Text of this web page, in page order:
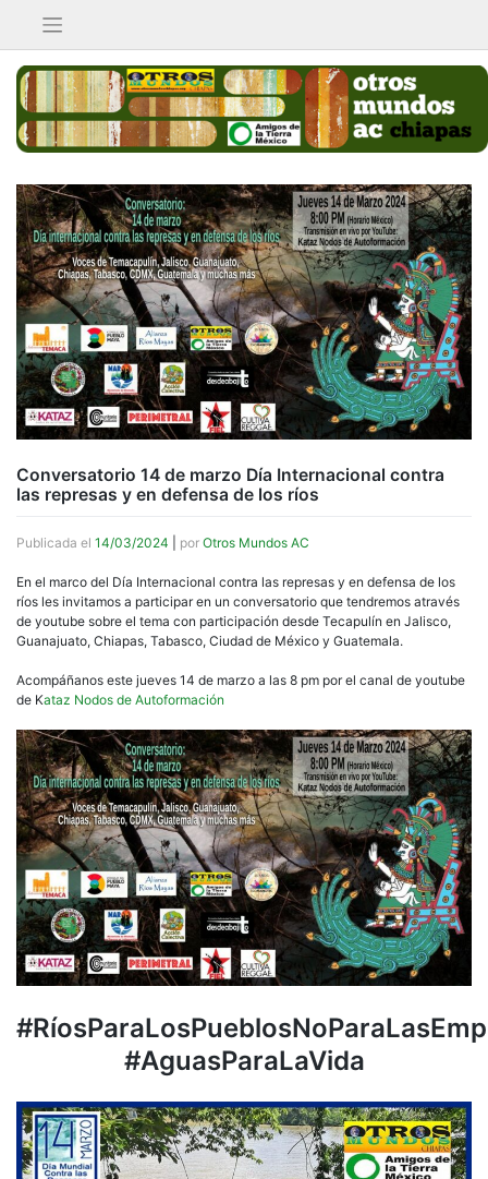
contenido
Conversatorio 14 de marzo Día Internacional contra
las represas y en defensa de los ríos
Publicada el 14/03/2024 por Otros Mundos AC
En el marco del Día Internacional contra las represas y en defensa de los
ríos les invitamos a participar en un conversatorio que tendremos através
de youtube sobre el tema con participación desde Tecapulín en Jalisco,
Guanajuato, Chiapas, Tabasco, Ciudad de México y Guatemala.
Acompáñanos este jueves 14 de marzo a las 8 pm por el canal de youtube
de Kataz Nodos de Autoformación
#AguasParaLaVida